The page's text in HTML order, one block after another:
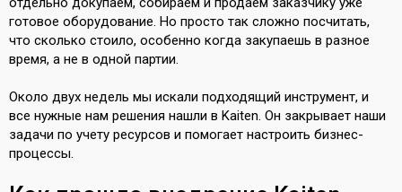
готовое оборудование. Но просто так сложно посчитать,
что сколько стоило, особенно когда закупаешь в разное
время, а не в одной партии.
Около двух недель мы искали подходящий инструмент, и
все нужные нам решения нашли в Kaiten. Он закрывает наши
задачи по учету ресурсов и помогает настроить бизнес-
процессы.